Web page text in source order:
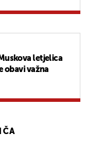
letjelica
obavi važna